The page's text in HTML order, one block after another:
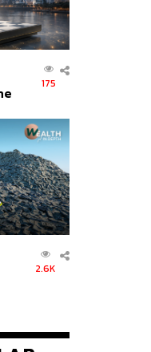
175
2.6K